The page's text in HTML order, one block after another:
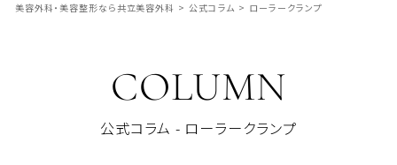
美容外科・美容整形なら共立美容外科 > 公式コラム > ローラークランプ
COLUMN
公式コラム - ローラークランプ